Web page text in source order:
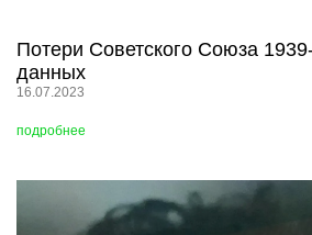
Потери Советского Союза
данных
16.07.2023
подробнее